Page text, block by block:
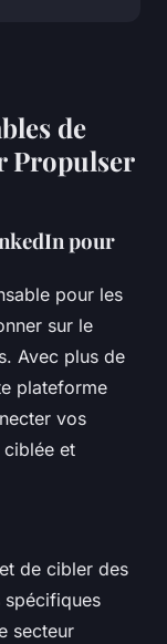
de
Propulser
pour
pour les
sur le
Avec plus de
plateforme
vos
ciblée et
de cibler des
spécifiques
secteur